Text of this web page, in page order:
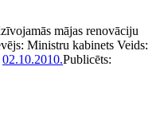
mājas renovāciju
Ministru kabinets Veids:
02.10.2010.Publicēts: